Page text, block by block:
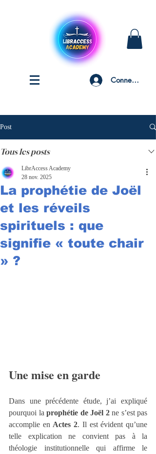
Connexion
Post
Tous les posts
La prophétie de Joël
et les réveils
spirituels : que
signifie « toute chair
» ?
LibrAccess Academy
28 nov. 2025
Une mise en garde
Dans une précédente étude, j’ai expliqué
pourquoi la prophétie de Joël 2 ne s’est pas
accomplie en Actes 2. Il est évident qu’une
telle explication ne convient pas à la
théologie institutionnelle qui affirme le